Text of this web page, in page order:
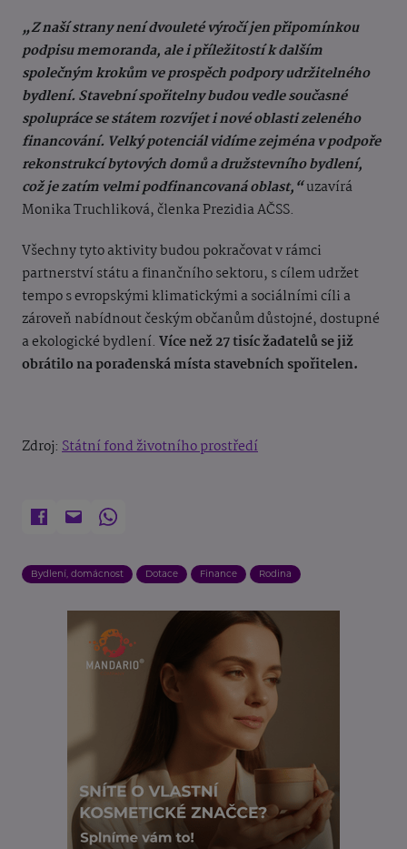
„Z naší strany není dvouleté výročí jen připomínkou
podpisu memoranda, ale i příležitostí k dalším
společným krokům ve prospěch podpory udržitelného
bydlení. Stavební spořitelny budou vedle současné
spolupráce se státem rozvíjet i nové oblasti zeleného
financování. Velký potenciál vidíme zejména v podpoře
rekonstrukcí bytových domů a družstevního bydlení,
což je zatím velmi podfinancovaná oblast,“uzavírá
Monika Truchliková, členka Prezidia AČSS.
Všechny tyto aktivity budou pokračovat v rámci
partnerství státu a finančního sektoru, s cílem udržet
tempo s evropskými klimatickými a sociálními cíli a
zároveň nabídnout českým občanům důstojné, dostupné
a ekologické bydlení. Více než 27 tisíc žadatelů se již
obrátilo na poradenská místa stavebních spořitelen.
Zdroj: Státní fond životního prostředí
Bydlení, domácnost Dotace Finance Rodina